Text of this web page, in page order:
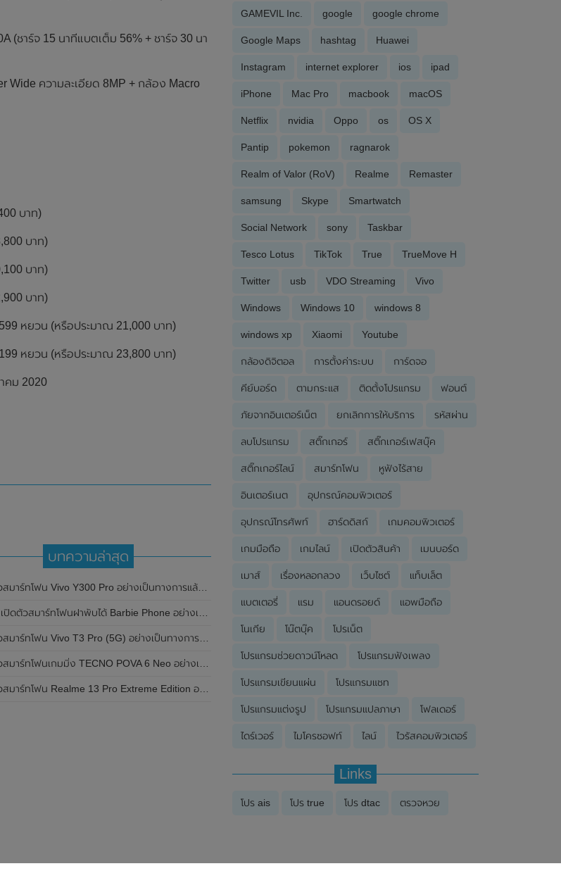
(ชาร์จ 15 นาทีแบตเต็ม 56% + ชาร์จ 30 นา
Wide ความละเอียด 8MP + กล้อง Macro
บาท)
บาท)
บาท)
บาท)
หยวน (หรือประมาณ 21,000 บาท)
หยวน (หรือประมาณ 23,800 บาท)
คม 2020
บทความล่าสุด
Y300 Pro อย่างเป็นทางการแล้วในประเทศจีน มาพร้อมดีไซน์พรีเมี่ยม ทนทาน และแบตเตอรี่สุดอึดขนาดใหญ่ 6,500mAh พร้อมรองรับการชาร์จไว 80W
วสมาร์ทโฟนฝาพับได้ Barbie Phone อย่างเป็นทางการแล้ว มาพร้อมธีมสีชมพูสดใส
าร์ทโฟน Vivo T3 Pro (5G) อย่างเป็นทางการแล้วในประเทศอินเดีย
โฟนเกมมิ่ง TECNO POVA 6 Neo อย่างเป็นทางการแล้วในประเทศไทย ในราคา 8,499 บาท
ร์ทโฟน Realme 13 Pro Extreme Edition อย่างเป็นทางการแล้วในประเทศจีน
GAMEVIL Inc. google google chrome
Google Maps hashtag Huawei
Instagram internet explorer ios ipad
iPhone Mac Pro macbook macOS
Netflix nvidia Oppo os OS X
Pantip pokemon ragnarok
Realm of Valor (RoV) Realme Remaster
samsung Skype Smartwatch
Social Network sony Taskbar
Tesco Lotus TikTok True TrueMove H
Twitter usb VDO Streaming Vivo
Windows Windows 10 windows 8
windows xp Xiaomi Youtube
กล้องดิจิตอล การตั้งค่าระบบ การ์ดจอ
คีย์บอร์ด ตามกระแส ติดตั้งโปรแกรม ฟอนต์
ภัยจากอินเตอร์เน็ต ยกเลิกการให้บริการ รหัสผ่าน
ลบโปรแกรม สติ๊กเกอร์ สติ๊กเกอร์เฟสบุ๊ค
สติ๊กเกอร์ไลน์ สมาร์ทโฟน หูฟังไร้สาย
อินเตอร์เนต อุปกรณ์คอมพิวเตอร์
อุปกรณ์โทรศัพท์ ฮาร์ดดิสก์ เกมคอมพิวเตอร์
เกมมือถือ เกมไลน์ เปิดตัวสินค้า เมนบอร์ด
เมาส์ เรื่องหลอกลวง เว็บไซต์ แท็บเล็ต
แบตเตอรี่ แรม แอนดรอยด์ แอพมือถือ
โนเกีย โน๊ตบุ๊ค โปรเน็ต
โปรแกรมช่วยดาวน์โหลด โปรแกรมฟังเพลง
โปรแกรมเขียนแผ่น โปรแกรมแชท
โปรแกรมแต่งรูป โปรแกรมแปลภาษา โฟลเดอร์
ไดร์เวอร์ ไมโครซอฟท์ ไลน์ ไวรัสคอมพิวเตอร์
Links
โปร ais โปร true โปร dtac ตรวจหวย